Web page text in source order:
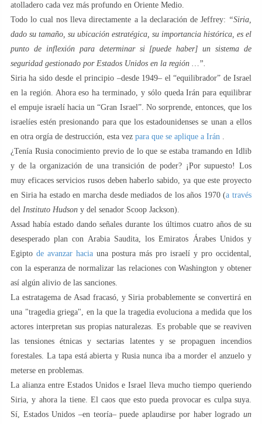
atolladero cada vez más profundo en Oriente Medio.
Todo lo cual nos lleva directamente a la declaración de Jeffrey: “Siria,
dado su tamaño, su ubicación estratégica, su importancia histórica, es el
punto de inflexión para determinar si [puede haber] un sistema de
seguridad gestionado por Estados Unidos en la región …”.
Siria ha sido desde el principio –desde 1949– el “equilibrador” de Israel
en la región. Ahora eso ha terminado, y sólo queda Irán para equilibrar
el empuje israelí hacia un “Gran Israel”. No sorprende, entonces, que los
israelíes estén presionando para que los estadounidenses se unan a ellos
en otra orgía de destrucción, esta vez para que se aplique a Irán .
¿Tenía Rusia conocimiento previo de lo que se estaba tramando en Idlib
y de la organización de una transición de poder? ¡Por supuesto! Los
muy eficaces servicios rusos deben haberlo sabido, ya que este proyecto
en Siria ha estado en marcha desde mediados de los años 1970 (a través
del Instituto Hudson y del senador Scoop Jackson).
Assad había estado dando señales durante los últimos cuatro años de su
desesperado plan con Arabia Saudita, los Emiratos Árabes Unidos y
Egipto de avanzar hacia una postura más pro israelí y pro occidental,
con la esperanza de normalizar las relaciones con Washington y obtener
así algún alivio de las sanciones.
La estratagema de Asad fracasó, y Siria probablemente se convertirá en
una "tragedia griega", en la que la tragedia evoluciona a medida que los
actores interpretan sus propias naturalezas. Es probable que se reaviven
las tensiones étnicas y sectarias latentes y se propaguen incendios
forestales. La tapa está abierta y Rusia nunca iba a morder el anzuelo y
meterse en problemas.
La alianza entre Estados Unidos e Israel lleva mucho tiempo queriendo
Siria, y ahora la tiene. El caos que esto pueda provocar es culpa suya.
Sí, Estados Unidos –en teoría– puede aplaudirse por haber logrado un